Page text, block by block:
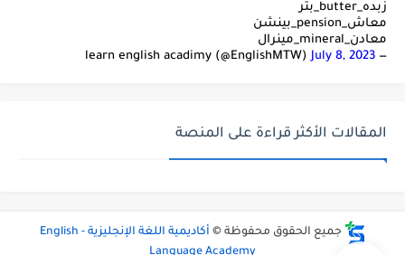
زبده_butter_بتر
معاش_pension_بينشن
معادن_mineral_مينرال
— learn english acadimy (@EnglishMTW)
July 8, 2023
المقالات الأكثر قراءة على المنصة
جميع الحقوق محفوظة ©
أكاديمية اللغة الإنجليزية - English